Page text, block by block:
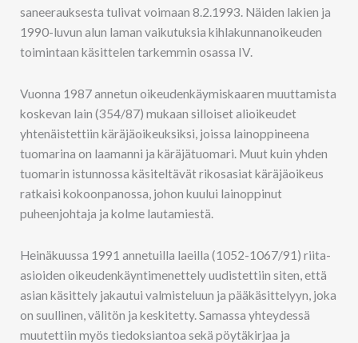
saneerauksesta tulivat voimaan 8.2.1993. Näiden lakien ja
1990-luvun alun laman vaikutuksia kihlakunnanoikeuden
toimintaan käsittelen tarkemmin osassa IV.
Vuonna 1987 annetun oikeudenkäymiskaaren muuttamista
koskevan lain (354/87) mukaan silloiset alioikeudet
yhtenäistettiin käräjäoikeuksiksi, joissa lainoppineena
tuomarina on laamanni ja käräjätuomari. Muut kuin yhden
tuomarin istunnossa käsiteltävät rikosasiat käräjäoikeus
ratkaisi kokoonpanossa, johon kuului lainoppinut
puheenjohtaja ja kolme lautamiestä.
Heinäkuussa 1991 annetuilla laeilla (1052-1067/91) riita-
asioiden oikeudenkäyntimenettely uudistettiin siten, että
asian käsittely jakautui valmisteluun ja pääkäsittelyyn, joka
on suullinen, välitön ja keskitetty. Samassa yhteydessä
muutettiin myös tiedoksiantoa sekä pöytäkirjaa ja